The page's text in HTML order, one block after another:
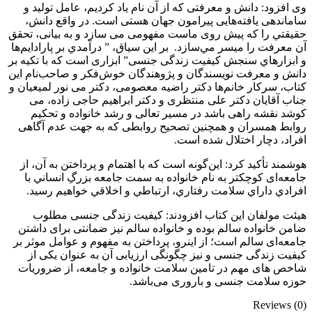
وی افزود: دانش و معرفتی كه از آن نام ياد كرديم، عامل توليد و
ساماندهی يافته‌هايی پيرامون جهان هستی است. در واقع دانش،
حقيقتي را كه پيش روی ماست مفهومی می سازد و به بيانی، تحقق
آن معرفت را ميسر مي‌سازد. بر اين سياق، ” درآمدي بر پارادايم‌ها
و ابزارهاي سنجش كيفيت زندگی جنسی” ابزاری است كه با تكيه بر
دانش و معرفت نويسندگان و پژوهندگان خوش‌فكر و صاحب‌نام اين
كتاب، سركار خانم‌ها دكتر راضيه معصومی، دكتر می نور لميعيان و
جناب آقايان دكتر علی منتظری و دكتر ابراهيم حاجی زاده، می
كوشد نقشه راهی باشد در مسير تعالی و رشد خانواده و تحكيم
روابط همسران و همچنين تصحيح روابطی كه به جهت عدم آگاهی
افراد، دچار اختلال شده است.
هوشمند تأکید کرد: اين‌گونه است كه با اهتمام و پرداختن به آن، از
جامعه‌ای كوچكتر به نام خانواده‌ به سمت جامعه بزرگِ انساني با
افرادي داراي سلامت رفتاري، ارتباطي و اخلاقي خواهيم رسيد.
هیئت مولفان این کتاب افزودند: کیفیت زندگی جنسی مطلوب
ضامن خانواده سالم بوده و خانواده سالم نیز ضمانتی برای داشتن
جامعه‌ای سالم است؛ از اینرو، پرداختن به مفهوم و عوامل موثر بر
کیفیت زندگی جنسی و نیز چگونگی ارزیابی آن به عنوان یکی از
شاخص های مهم در تامین سلامت خانواده و جامعه، از ضروریات
حوزه سلامت جنسی و باروری می‌باشد.
Reviews (0)